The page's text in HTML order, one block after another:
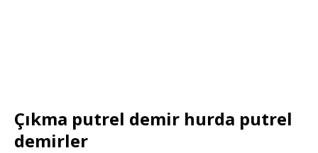
Çıkma putrel demir hurda putrel
demirler